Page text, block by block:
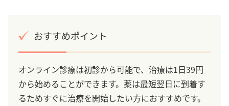
おすすめポイント
オンライン診療は初診から可能で、治療は1日39円
から始めることができます。薬は最短翌日に到着す
るためすぐに治療を開始したい方におすすめです。